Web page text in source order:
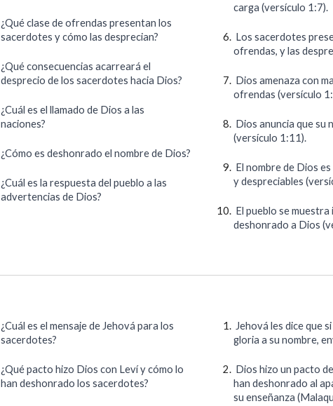
¿Qué clase de ofrendas presentan los
sacerdotes y cómo las desprecian?
¿Qué consecuencias acarreará el
desprecio de los sacerdotes hacia Dios?
¿Cuál es el llamado de Dios a las
naciones?
¿Cómo es deshonrado el nombre de Dios?
¿Cuál es la respuesta del pueblo a las
advertencias de Dios?
carga (versículo 1:7).
Los sacerdotes
ofrendas, y las
Dios amenaza con
ofrendas (versículo
Dios anuncia que su
(versículo 1:11).
El nombre de Dios
y despreciables
El pueblo se
deshonrado a Dios
¿Cuál es el mensaje de Jehová para los
sacerdotes?
¿Qué pacto hizo Dios con Leví y cómo lo
han deshonrado los sacerdotes?
Jehová les dice que
gloria a su nombre,
Dios hizo un pacto
han deshonrado al
su enseñanza